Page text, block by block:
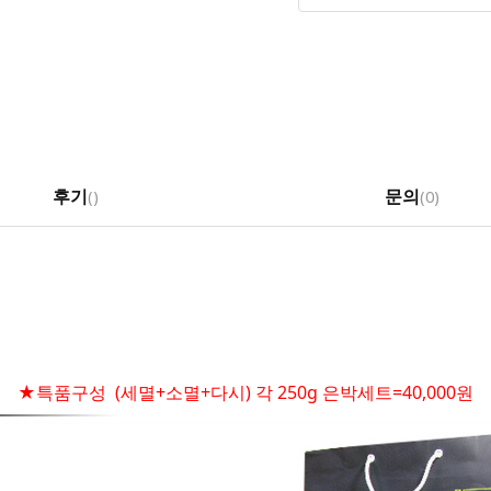
후기() 문의(0)
★특품구성 (세멸+소멸+다시) 각 250g 은박세트=40,000원